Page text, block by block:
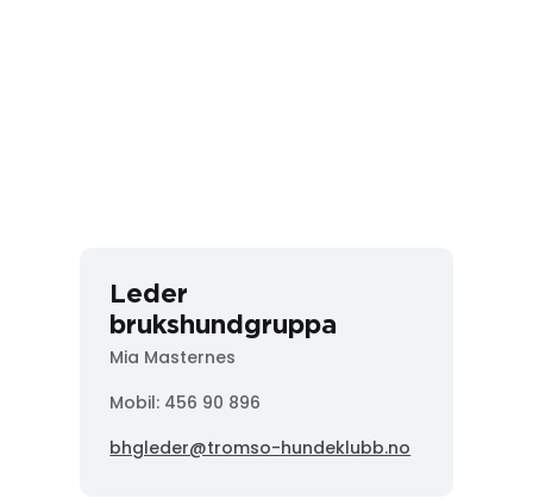
Leder
brukshundgruppa
Mia Masternes
Mobil: 456 90 896
bhgleder@tromso-hundeklubb.no